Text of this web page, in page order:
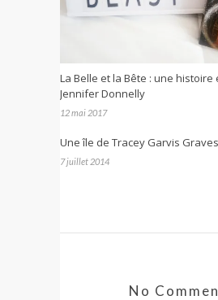
La Belle et la Bête : une histoire
Jennifer Donnelly
12 mai 2017
Une île de Tracey Garvis Graves
7 juillet 2014
No